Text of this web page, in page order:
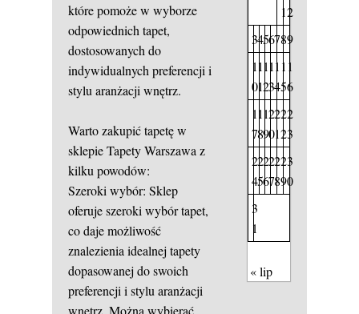
które pomoże w wyborze
odpowiednich tapet,
dostosowanych do
indywidualnych preferencji i
stylu aranżacji wnętrz.
Warto zakupić tapetę w
sklepie Tapety Warszawa z
kilku powodów:
Szeroki wybór: Sklep
oferuje szeroki wybór tapet,
co daje możliwość
znalezienia idealnej tapety
dopasowanej do swoich
preferencji i stylu aranżacji
wnętrz. Można wybierać
12
3456789
1
0
1
1
1
2
1
3
1
4
1
5
1
6
1
7
1
8
1
9
2
0
2
1
2
2
2
3
2
4
2
5
2
6
2
7
2
8
2
9
3
0
3
1
« lip